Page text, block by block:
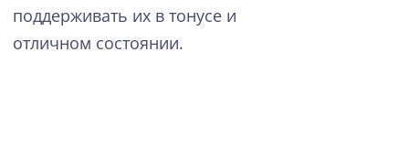
поддерживать их в тонусе и
отличном состоянии.